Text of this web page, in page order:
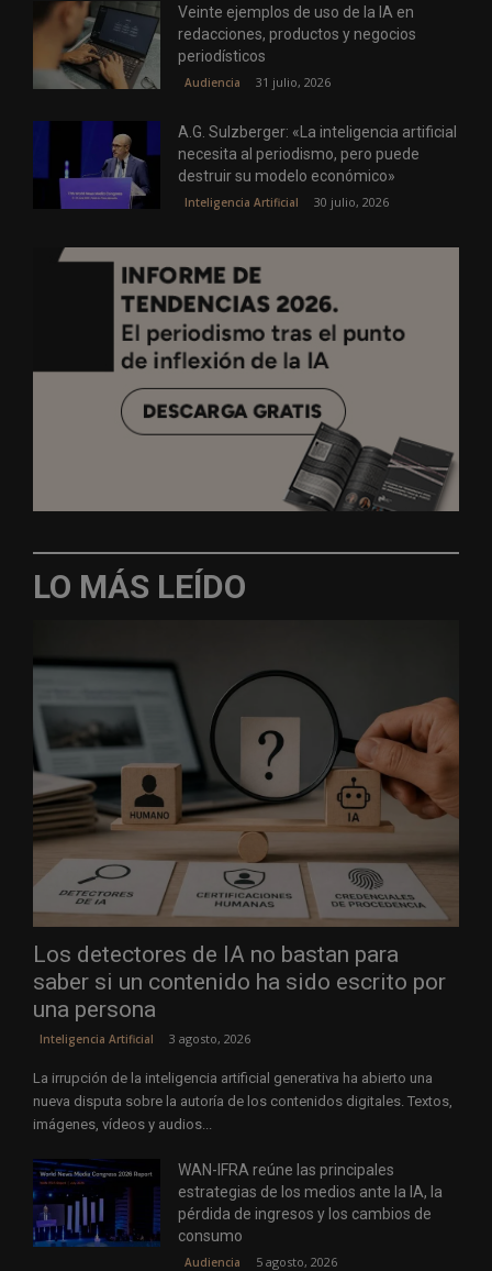
Veinte ejemplos de uso de la IA en
redacciones, productos y negocios
periodísticos
Audiencia 31 julio, 2026
A.G. Sulzberger: «La inteligencia artificial
necesita al periodismo, pero puede
destruir su modelo económico»
Inteligencia Artificial 30 julio, 2026
LO MÁS LEÍDO
Los detectores de IA no bastan para
saber si un contenido ha sido escrito por
una persona
Inteligencia Artificial 3 agosto, 2026
La irrupción de la inteligencia artificial generativa ha abierto una
nueva disputa sobre la autoría de los contenidos digitales. Textos,
imágenes, vídeos y audios...
WAN-IFRA reúne las principales
estrategias de los medios ante la IA, la
pérdida de ingresos y los cambios de
consumo
Audiencia 5 agosto, 2026